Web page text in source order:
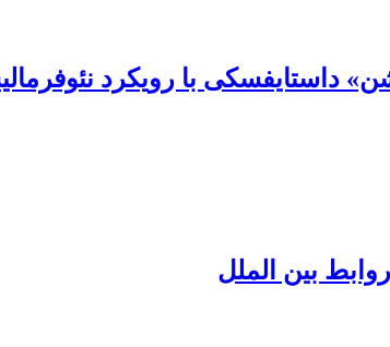
داستایفسکی با رویکرد
بین الملل